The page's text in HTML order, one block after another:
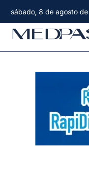
sábado, 8 de agosto